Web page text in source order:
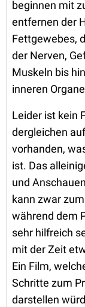
beginnen mit
entfernen der
Fettgewebes,
der Nerven,
Muskeln bis
inneren
Leider ist kein
dergleichen
vorhanden,
ist. Das
und
kann zwar
während dem
sehr hilfreich
mit der Zeit
Ein Film,
Schritte zum
darstellen